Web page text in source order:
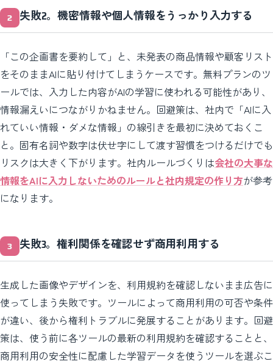
失敗2。機密情報や個人情報をうっかり入力する
「この企画書を要約して」と、未発表の商品情報や顧客リスト
をそのままAIに貼り付けてしまうケースです。無料プランのツ
ールでは、入力した内容がAIの学習に使われる可能性があり、
情報漏えいにつながりかねません。回避策は、社内で「AIに入
れていい情報・ダメな情報」の線引きを最初に決めておくこ
と。固有名詞や数字は伏せ字にして渡す習慣をつけるだけでも
リスクは大きく下がります。社内ルールづくりは会社の大事な
情報をAIに入力しないためのルールと社内規定の作り方が参考
になります。
失敗3。権利関係を確認せず商用利用する
生成した画像やデザインを、利用規約を確認しないまま広告に
使ってしまう失敗です。ツールによって商用利用の可否や条件
が違い、後から権利トラブルに発展することがあります。回避
策は、使う前に各ツールの最新の利用規約を確認することと、
商用利用の安全性に配慮した学習データを使うツールを選ぶこ